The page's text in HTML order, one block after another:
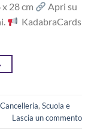
28 cm
Apri su
KadabraCards
Cancelleria, Scuola e
Lascia un commento